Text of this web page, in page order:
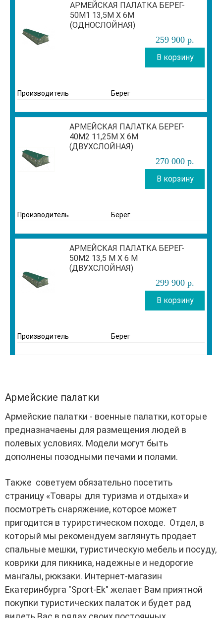
АРМЕЙСКАЯ ПАЛАТКА БЕРЕГ-
50М1 13,5М Х 6М
(ОДНОСЛОЙНАЯ)
259 900 р.
В корзину
Производитель Берег
АРМЕЙСКАЯ ПАЛАТКА БЕРЕГ-
40М2 11,25М Х 6М
(ДВУХСЛОЙНАЯ)
270 000 р.
В корзину
Производитель Берег
АРМЕЙСКАЯ ПАЛАТКА БЕРЕГ-
50М2 13,5 М Х 6 М
(ДВУХСЛОЙНАЯ)
299 900 р.
В корзину
Производитель Берег
Армейские палатки
Армейские палатки - военные палатки, которые
предназначаены для размещения людей в
полевых условиях. Модели могут быть
дополнены позодными печами и полами.
Также советуем обязательно посетить
страницу «Товары для туризма и отдыха» и
посмотреть снаряжение, которое может
пригодится в турирстическом походе. Отдел, в
который мы рекомендуем заглянуть продает
спальные мешки, туристическую мебель и посуду,
коврики для пикника, надежные и недорогие
мангалы, рюкзаки. Интернет-магазин
Екатеринбурга "Sport-Ek" желает Вам приятной
покупки туристических палаток и будет рад